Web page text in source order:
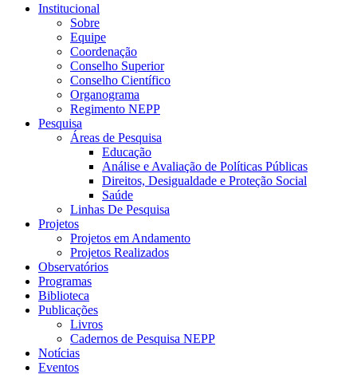
Institucional
Sobre
Equipe
Coordenação
Conselho Superior
Conselho Científico
Organograma
Regimento NEPP
Pesquisa
Áreas de Pesquisa
Educação
Análise e Avaliação de Políticas Públicas
Direitos, Desigualdade e Proteção Social
Saúde
Linhas De Pesquisa
Projetos
Projetos em Andamento
Projetos Realizados
Observatórios
Programas
Biblioteca
Publicações
Livros
Cadernos de Pesquisa NEPP
Notícias
Eventos